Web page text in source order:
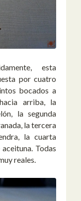
esta
por cuatro
bocados a
arriba, la
la segunda
la tercera
la cuarta
Todas
reales.